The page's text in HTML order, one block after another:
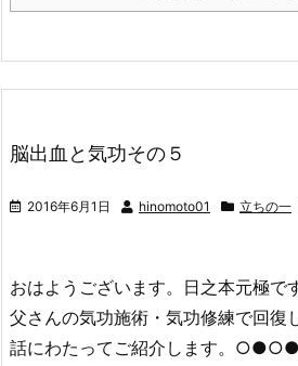
脳出血と気功その５
2016年6月1日 hinomoto01 立ちの一
おはようございます。日之本元極で
父さんの気功施術・気功修練で回復
話にわたってご紹介します。